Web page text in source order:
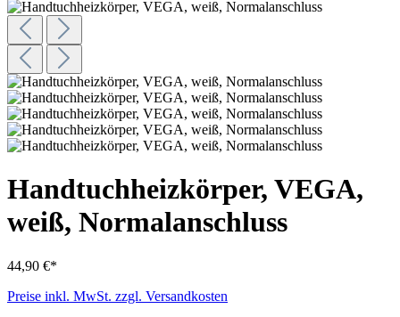
Handtuchheizkörper, VEGA,
weiß, Normalanschluss
44,90 €*
Preise inkl. MwSt. zzgl. Versandkosten